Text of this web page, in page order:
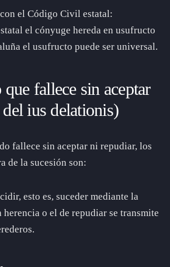
el Código Civil estatal:
el cónyuge hereda en usufructo
el usufructo puede ser universal.
fallece sin aceptar
ius delationis)
fallece sin aceptar ni repudiar, los
de la sucesión son:
esto es, suceder mediante la
herencia o el de repudiar se transmite